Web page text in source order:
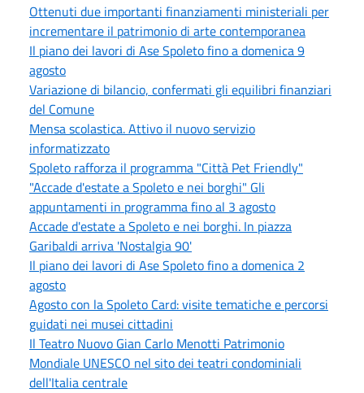
Ottenuti due importanti finanziamenti ministeriali per
incrementare il patrimonio di arte contemporanea
Il piano dei lavori di Ase Spoleto fino a domenica 9
agosto
Variazione di bilancio, confermati gli equilibri finanziari
del Comune
Mensa scolastica. Attivo il nuovo servizio
informatizzato
Spoleto rafforza il programma "Città Pet Friendly"
"Accade d'estate a Spoleto e nei borghi" Gli
appuntamenti in programma fino al 3 agosto
Accade d'estate a Spoleto e nei borghi. In piazza
Garibaldi arriva 'Nostalgia 90'
Il piano dei lavori di Ase Spoleto fino a domenica 2
agosto
Agosto con la Spoleto Card: visite tematiche e percorsi
guidati nei musei cittadini
Il Teatro Nuovo Gian Carlo Menotti Patrimonio
Mondiale UNESCO nel sito dei teatri condominiali
dell'Italia centrale